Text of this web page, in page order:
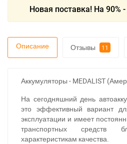
Новая поставка! На 90%
Описание Отзывы 11
Аккумуляторы - MEDALIST
На сегодняшний день
это эффективный вариант
эксплуатации и имеет
транспортных средств
характеристикам качества.